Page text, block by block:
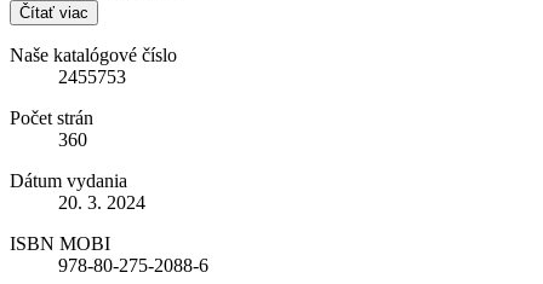
Čítať viac
Naše katalógové číslo
2455753
Počet strán
360
Dátum vydania
20. 3. 2024
ISBN MOBI
978-80-275-2088-6